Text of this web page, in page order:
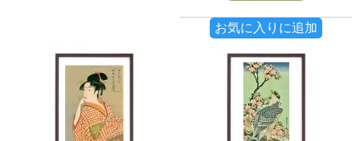
お気に入りに追加